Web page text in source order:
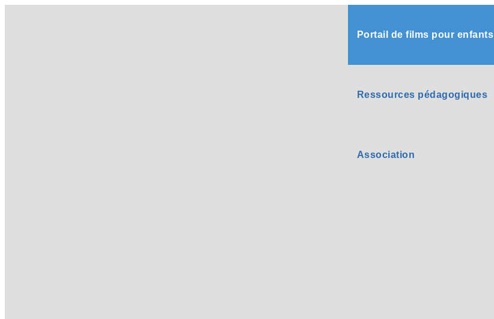
Portail de films pour enfants
Ressources pédagogiques
Association